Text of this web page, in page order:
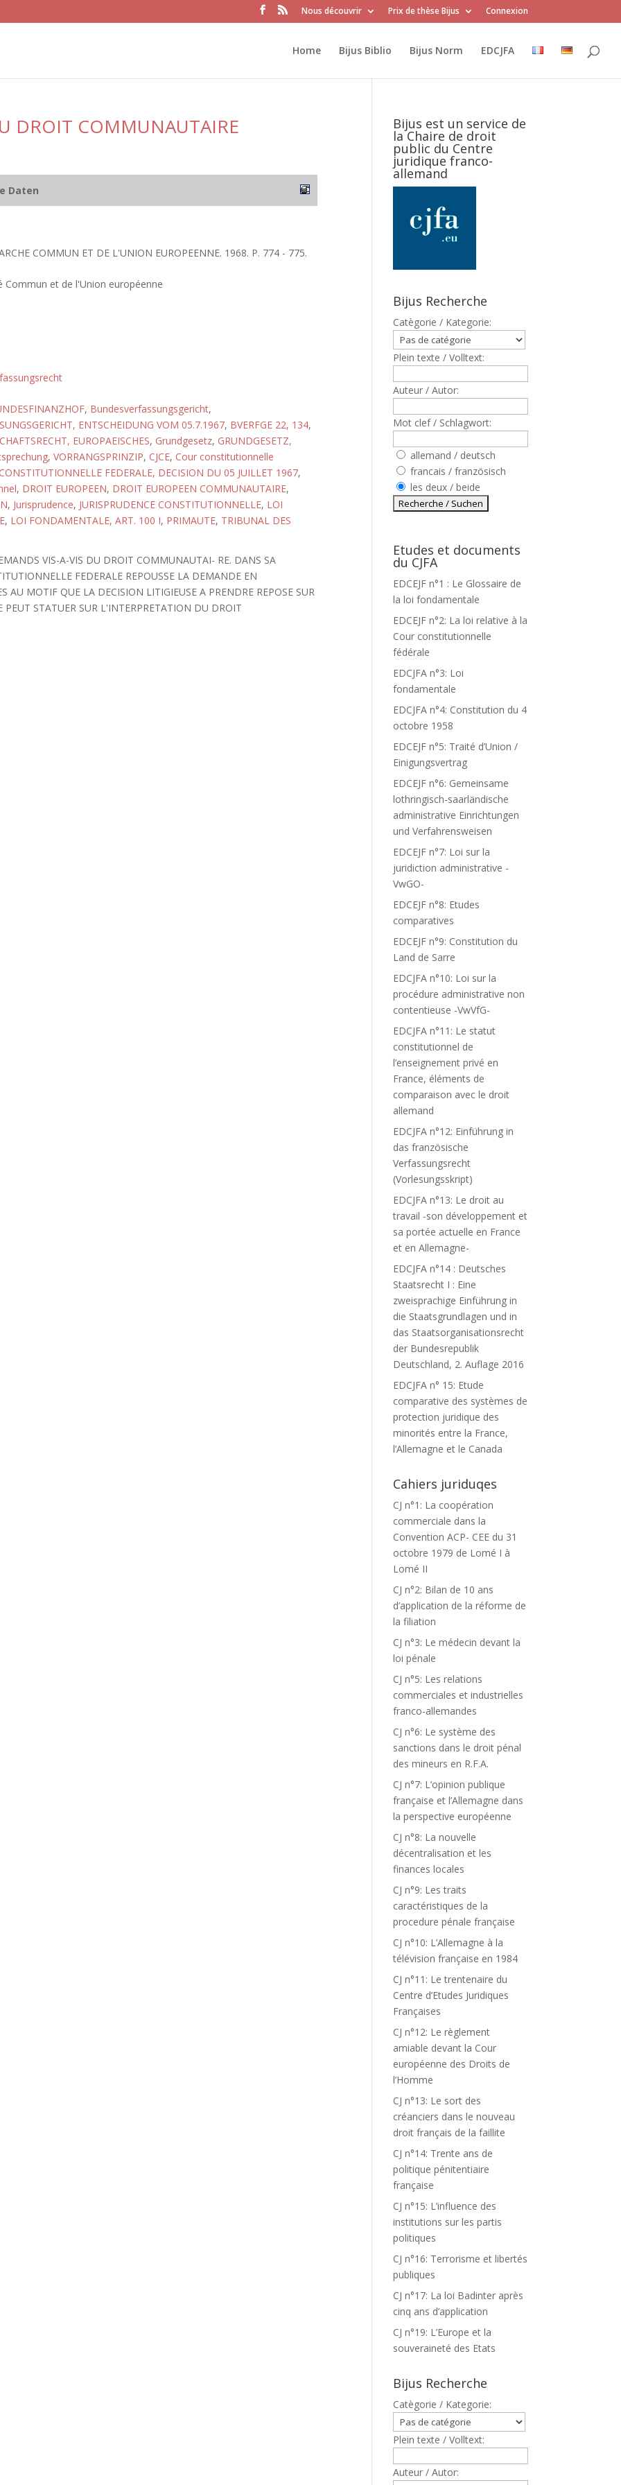
Nous découvrir Prix de thèse Bijus Connexion
Home Bijus Biblio Bijus Norm EDCJFA
DROIT COMMUNAUTAIRE
Daten
COMMUN ET DE L'UNION EUROPEENNE. 1968. P. 774 - 775.
Commun et de l'Union européenne
, Bundesverfassungsgericht,
ENTSCHEIDUNG VOM 05.7.1967, BVERFGE 22, 134,
EUROPAEISCHES, Grundgesetz, GRUNDGESETZ,
, VORRANGSPRINZIP, CJCE, Cour constitutionnelle
FEDERALE, DECISION DU 05 JUILLET 1967,
, DROIT EUROPEEN, DROIT EUROPEEN COMMUNAUTAIRE,
, Jurisprudence, JURISPRUDENCE CONSTITUTIONNELLE, LOI
, LOI FONDAMENTALE, ART. 100 I, PRIMAUTE, TRIBUNAL DES
VIS-A-VIS DU DROIT COMMUNAUTAI- RE. DANS SA
FEDERALE REPOUSSE LA DEMANDE EN
AU MOTIF QUE LA DECISION LITIGIEUSE A PRENDRE REPOSE SUR
PEUT STATUER SUR L'INTERPRETATION DU DROIT
Bijus est un service de
la Chaire de droit
public du Centre
juridique franco-
allemand
Bijus Recherche
Catègorie / Kategorie:
Plein texte / Volltext:
Auteur / Autor:
Mot clef / Schlagwort:
allemand / deutsch
francais / französisch
les deux / beide
Etudes et documents
du CJFA
EDCEJF n°1 : Le Glossaire de
la loi fondamentale
EDCEJF n°2: La loi relative à la
Cour constitutionnelle
fédérale
EDCJFA n°3: Loi
fondamentale
EDCJFA n°4: Constitution du 4
octobre 1958
EDCEJF n°5: Traité d’Union /
Einigungsvertrag
EDCEJF n°6: Gemeinsame
lothringisch-saarländische
administrative Einrichtungen
und Verfahrensweisen
EDCEJF n°7: Loi sur la
juridiction administrative -
VwGO-
EDCEJF n°8: Etudes
comparatives
EDCEJF n°9: Constitution du
Land de Sarre
EDCJFA n°10: Loi sur la
procédure administrative non
contentieuse -VwVfG-
EDCJFA n°11: Le statut
constitutionnel de
l’enseignement privé en
France, éléments de
comparaison avec le droit
allemand
EDCJFA n°12: Einführung in
das französische
Verfassungsrecht
(Vorlesungsskript)
EDCJFA n°13: Le droit au
travail -son développement et
sa portée actuelle en France
et en Allemagne-
EDCJFA n°14 : Deutsches
Staatsrecht I : Eine
zweisprachige Einführung in
die Staatsgrundlagen und in
das Staatsorganisationsrecht
der Bundesrepublik
Deutschland, 2. Auflage 2016
EDCJFA n° 15: Etude
comparative des systèmes de
protection juridique des
minorités entre la France,
l’Allemagne et le Canada
Cahiers juriduqes
CJ n°1: La coopération
commerciale dans la
Convention ACP- CEE du 31
octobre 1979 de Lomé I à
Lomé II
CJ n°2: Bilan de 10 ans
d’application de la réforme de
la filiation
CJ n°3: Le médecin devant la
loi pénale
CJ n°5: Les relations
commerciales et industrielles
franco-allemandes
CJ n°6: Le système des
sanctions dans le droit pénal
des mineurs en R.F.A.
CJ n°7: L’opinion publique
française et l’Allemagne dans
la perspective européenne
CJ n°8: La nouvelle
décentralisation et les
finances locales
CJ n°9: Les traits
caractéristiques de la
procedure pénale française
CJ n°10: L’Allemagne à la
télévision française en 1984
CJ n°11: Le trentenaire du
Centre d’Etudes Juridiques
Françaises
CJ n°12: Le règlement
amiable devant la Cour
européenne des Droits de
l’Homme
CJ n°13: Le sort des
créanciers dans le nouveau
droit français de la faillite
CJ n°14: Trente ans de
politique pénitentiaire
française
CJ n°15: L’influence des
institutions sur les partis
politiques
CJ n°16: Terrorisme et libertés
publiques
CJ n°17: La loi Badinter après
cinq ans d’application
CJ n°19: L’Europe et la
souveraineté des Etats
Bijus Recherche
Catègorie / Kategorie:
Plein texte / Volltext:
Auteur / Autor: